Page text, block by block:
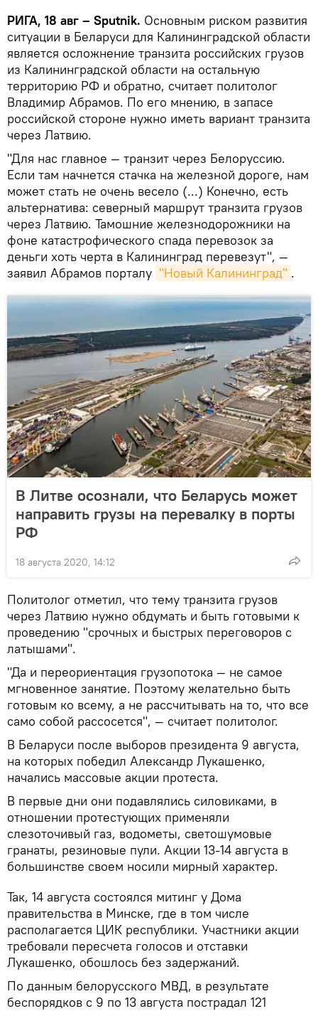
РИГА, 18 авг – Sputnik. Основным риском развития
ситуации в Беларуси для Калининградской области
является осложнение транзита российских грузов
из Калининградской области на остальную
территорию РФ и обратно, считает политолог
Владимир Абрамов. По его мнению, в запасе
российской стороне нужно иметь вариант транзита
через Латвию.
"Для нас главное — транзит через Белоруссию.
Если там начнется стачка на железной дороге, нам
может стать не очень весело (...) Конечно, есть
альтернатива: северный маршрут транзита грузов
через Латвию. Тамошние железнодорожники на
фоне катастрофического спада перевозок за
деньги хоть черта в Калининград перевезут", —
заявил Абрамов порталу "Новый Калининград" .
В Литве осознали, что Беларусь может
направить грузы на перевалку в порты
РФ
18 августа 2020, 14:12
Политолог отметил, что тему транзита грузов
через Латвию нужно обдумать и быть готовыми к
проведению "срочных и быстрых переговоров с
латышами".
"Да и переориентация грузопотока — не самое
мгновенное занятие. Поэтому желательно быть
готовым ко всему, а не рассчитывать на то, что все
само собой рассосется", — считает политолог.
В Беларуси после выборов президента 9 августа,
на которых победил Александр Лукашенко,
начались массовые акции протеста.
В первые дни они подавлялись силовиками, в
отношении протестующих применяли
слезоточивый газ, водометы, светошумовые
гранаты, резиновые пули. Акции 13-14 августа в
большинстве своем носили мирный характер.
Так, 14 августа состоялся митинг у Дома
правительства в Минске, где в том числе
располагается ЦИК республики. Участники акции
требовали пересчета голосов и отставки
Лукашенко, обошлось без задержаний.
По данным белорусского МВД, в результате
беспорядков с 9 по 13 августа пострадал 121